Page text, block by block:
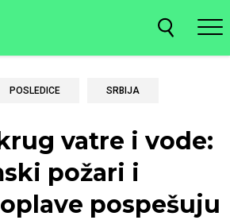
POSLEDICE SRBIJA
vatre i vode:
požari i
pospešuju